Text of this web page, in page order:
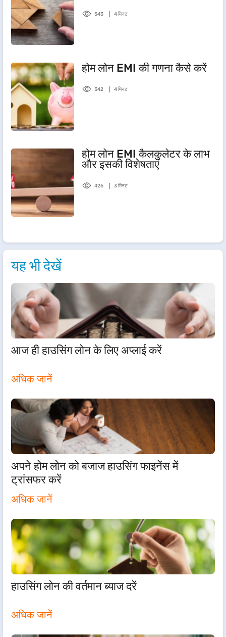
543 4 मिनट
होम लोन EMI की गणना कैसे करें
342 4 मिनट
होम लोन EMI कैलकुलेटर के लाभ
और इसकी विशेषताएं
426 3 मिनट
यह भी देखें
आज ही हाउसिंग लोन के लिए अप्लाई करें
अधिक जानें
अपने होम लोन को बजाज हाउसिंग फाइनेंस में
ट्रांसफर करें
अधिक जानें
हाउसिंग लोन की वर्तमान ब्याज दरें
अधिक जानें